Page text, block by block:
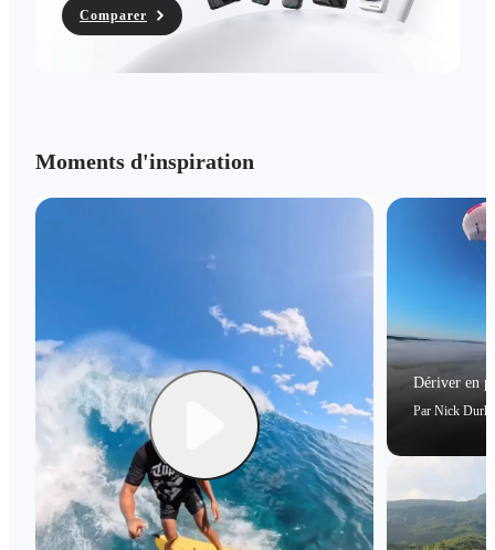
Comparer
Moments d'inspiration
Dériver en
Par Nick